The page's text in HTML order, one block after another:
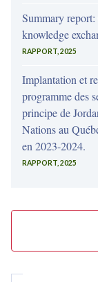
Summary
knowledge
RAPPORT, 2025
Implantation et
programme des
principe de
Nations au
en 2023-2024.
RAPPORT, 2025